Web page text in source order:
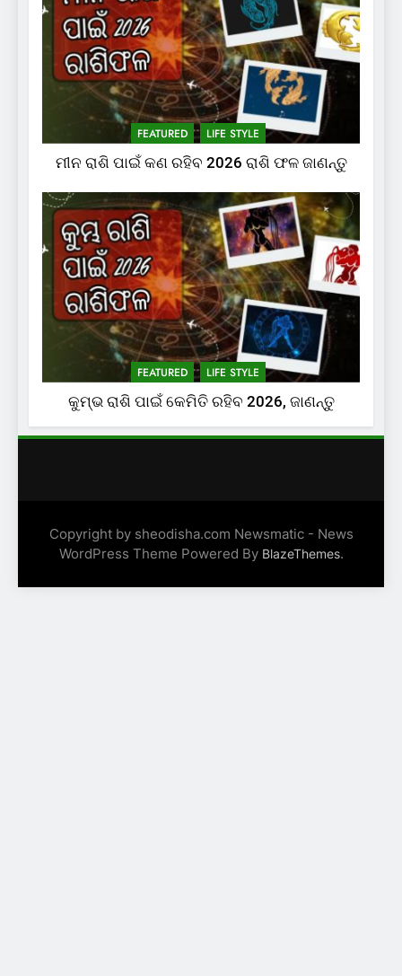
FEATURED LIFE STYLE
ମୀନ ରାଶି ପାଇଁ କଣ ରହିବ 2026 ରାଶି ଫଳ ଜାଣନ୍ତୁ
FEATURED LIFE STYLE
କୁମ୍ଭ ରାଶି ପାଇଁ କେମିତି ରହିବ 2026, ଜାଣନ୍ତୁ
Copyright by sheodisha.com Newsmatic - News
WordPress Theme Powered By BlazeThemes.